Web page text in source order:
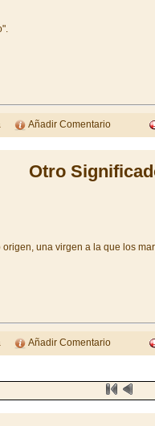
Añadir Comentario
Otro
una virgen a la que los
Añadir Comentario